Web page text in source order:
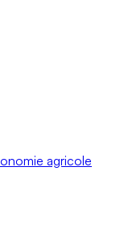
agricole